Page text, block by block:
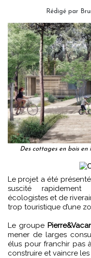
Rédigé par
Des cottages en bois
Le projet a été présenté pour la première fois en 2016 et a
suscité
écologistes et de
trop touristique d’une
Le groupe
mener de larges
élus pour franchir pas
construire et vaincre